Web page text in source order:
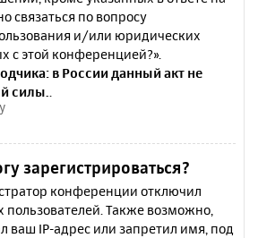
связаться по вопросу
и/или юридических
с этой конференцией?».
в России данный акт не
силы.
зарегистрироваться?
конференции отключил
пользователей. Также возможно,
ваш IP-адрес или запретил имя, под